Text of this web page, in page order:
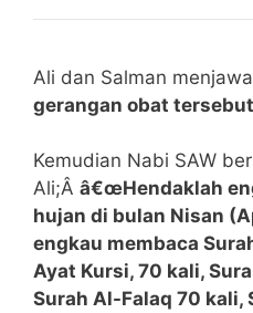
Ali dan Salman
gerangan obat
Kemudian Nabi SAW
Ali;Â â€œHendaklah
hujan di bulan Nisan
engkau membaca
Ayat Kursi, 70 kali,
Surah Al-Falaq 70 kali,